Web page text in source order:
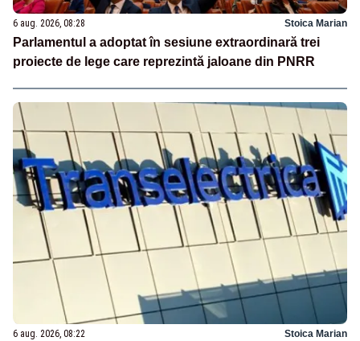
6 aug. 2026, 08:28 Stoica Marian
Parlamentul a adoptat în sesiune extraordinară trei
proiecte de lege care reprezintă jaloane din PNRR
6 aug. 2026, 08:22 Stoica Marian